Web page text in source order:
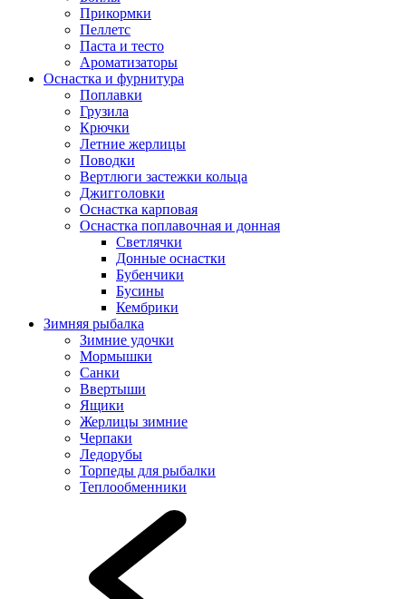
Прикормки
Пеллетс
Паста и тесто
Ароматизаторы
Оснастка и фурнитура
Поплавки
Грузила
Крючки
Летние жерлицы
Поводки
Вертлюги застежки кольца
Джигголовки
Оснастка карповая
Оснастка поплавочная и донная
Светлячки
Донные оснастки
Бубенчики
Бусины
Кембрики
Зимняя рыбалка
Зимние удочки
Мормышки
Санки
Ввертыши
Ящики
Жерлицы зимние
Черпаки
Ледорубы
Торпеды для рыбалки
Теплообменники